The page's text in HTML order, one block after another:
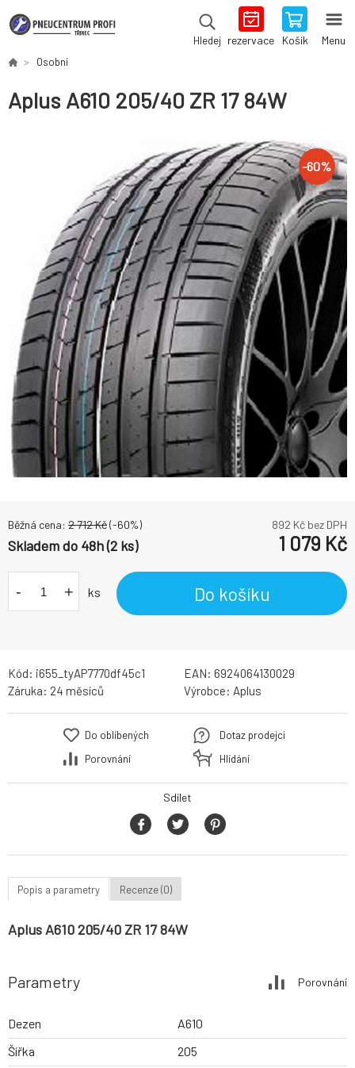
Hledej rezervace Košík Menu
Osobní
Aplus A610 205/40 ZR 17 84W
-60%
Běžná cena: 2 712Kč(-60%) 892 Kč bez DPH
Skladem do 48h (2 ks) 1 079 Kč
- + ks Do košíku
Kód: i655_tyAP7770df45c1 EAN: 6924064130029
Záruka: 24 měsíců Výrobce: Aplus
Do oblíbených
Porovnání
Dotaz prodejci
Hlídání
Sdílet
Popis a parametry Recenze (0)
Aplus A610 205/40 ZR 17 84W
Parametry Porovnání
Dezen
A610
Šířka
205